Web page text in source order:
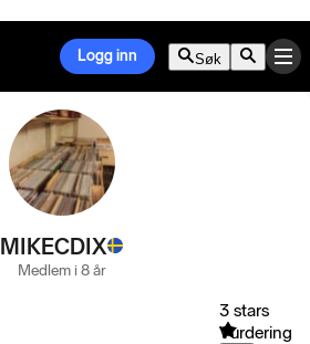
Logg inn Søk
MIKECDIX
Medlem i 8 år
3 stars
Vurdering